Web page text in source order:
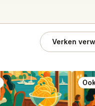
Verken